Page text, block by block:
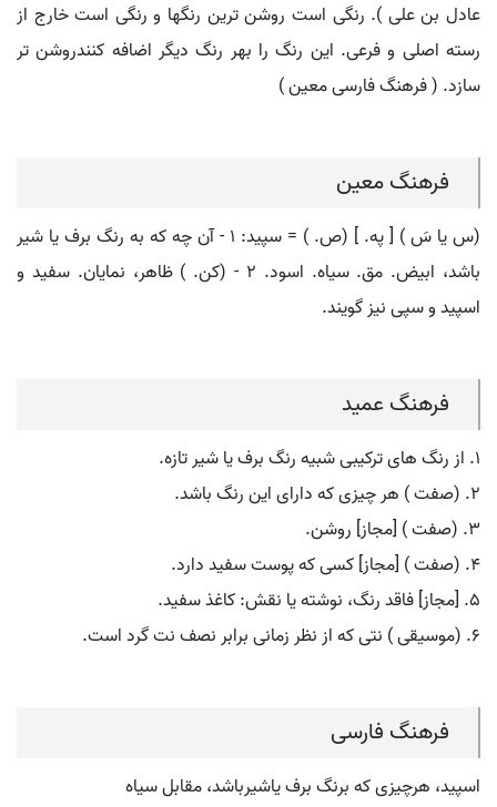
عادل بن علی ). رنگی است روشن ترین رنگها و رنگی است خارج از
رسته اصلی و فرعی. این رنگ را بهر رنگ دیگر اضافه کنندروشن تر
سازد. ( فرهنگ فارسی معین )
فرهنگ معین
(س یا سَ ) [ په. ] (ص. ) = سپید: ۱ - آن چه که به رنگ برف یا شیر
باشد، ابیض. مق. سیاه. اسود. ۲ - (کن. ) ظاهر، نمایان. سفید و
اسپید و سپی نیز گویند.
فرهنگ عمید
۱. از رنگ های ترکیبی شبیه رنگ برف یا شیر تازه.
۲. (صفت ) هر چیزی که دارای این رنگ باشد.
۳. (صفت ) [مجاز] روشن.
۴. (صفت ) [مجاز] کسی که پوست سفید دارد.
۵. [مجاز] فاقد رنگ، نوشته یا نقش: کاغذ سفید.
۶. (موسیقی ) نتی که از نظر زمانی برابر نصف نت گرد است.
فرهنگ فارسی
اسپید، هرچیزی که برنگ برف یاشیرباشد، مقابل سیاه